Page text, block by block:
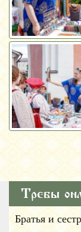
Требы
Братья и